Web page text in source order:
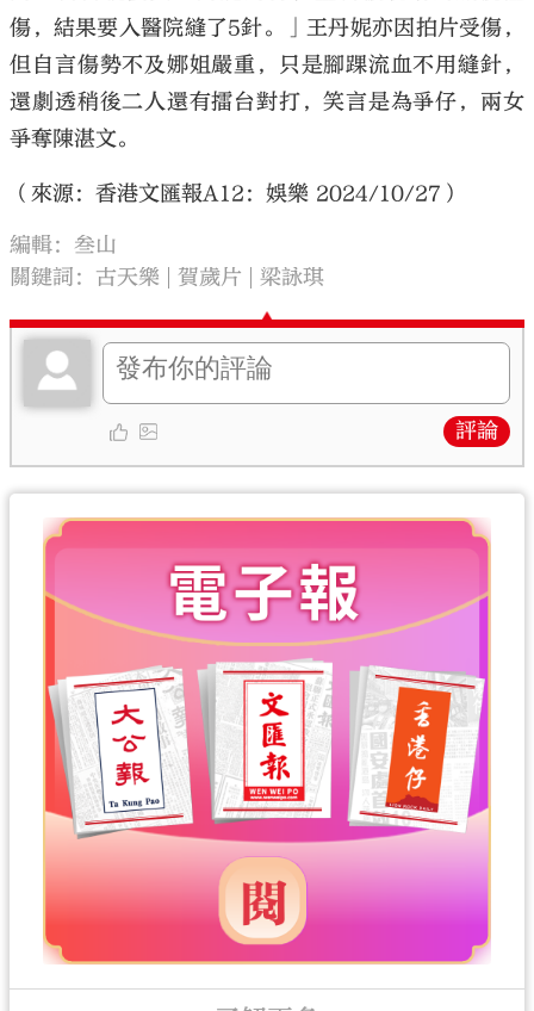
傷，結果要入醫院縫了5針。」王丹妮亦因拍片受傷，
但自言傷勢不及娜姐嚴重，只是腳踝流血不用縫針，
還劇透稍後二人還有擂台對打，笑言是為爭仔，兩女
爭奪陳湛文。
（來源：香港文匯報A12：娛樂 2024/10/27）
編輯：叁山
關鍵詞： 古天樂 賀歲片 梁詠琪
評論